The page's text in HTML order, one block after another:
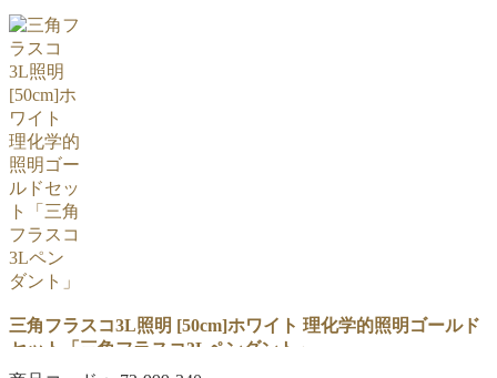
理化学的照明ゴールド
90cm「試験管45φペンダント」ホワイト セット
商品コード : 72-999-330
理化学的照明ゴールド
三角フラスコ3L照明 [50cm]ホワイト 理化学的照明ゴールド
セット「三角フラスコ3Lペンダント」